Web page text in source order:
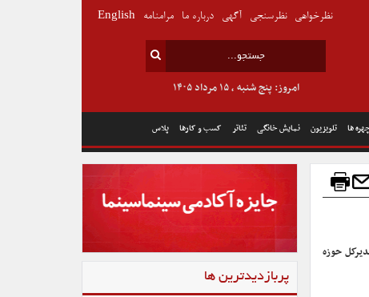
ها تلویزیون نمایش خانگی تئاتر کسب و کارها پلاس
امروز: پنج شنبه , ۱۵ مرداد ۱۴۰۵
نظرخواهی نظرسنجی آگهی درباره ما مرامنامه English
حوزه
پربازدیدترین ها